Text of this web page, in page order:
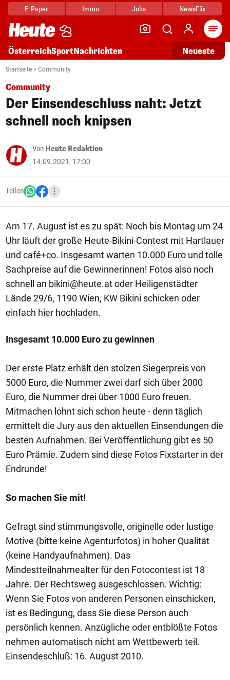
E-Paper Immo Jobs NewsFlix
ÖsterreichSportNachrichten Neueste
Startseite Community
Community
Der Einsendeschluss naht: Jetzt
schnell noch knipsen
Von Heute Redaktion
14.09.2021, 17:00
Teilen
Am 17. August ist es zu spät: Noch bis Montag um 24
Uhr läuft der große Heute-Bikini-Contest mit Hartlauer
und café+co. Insgesamt warten 10.000 Euro und tolle
Sachpreise auf die Gewinnerinnen! Fotos also noch
schnell an bikini@heute.atoder Heiligenstädter
Lände 29/6, 1190 Wien, KW Bikini schicken oder
einfach hier hochladen.
Insgesamt 10.000 Euro zu gewinnen
Der erste Platz erhält den stolzen Siegerpreis von
5000 Euro, die Nummer zwei darf sich über 2000
Euro, die Nummer drei über 1000 Euro freuen.
Mitmachen lohnt sich schon heute - denn täglich
ermittelt die Jury aus den aktuellen Einsendungen die
besten Aufnahmen. Bei Veröffentlichung gibt es 50
Euro Prämie. Zudem sind diese Fotos Fixstarter in der
Endrunde!
So machen Sie mit!
Gefragt sind stimmungsvolle, originelle oder lustige
Motive (bitte keine Agenturfotos) in hoher Qualität
(keine Handyaufnahmen). Das
Mindestteilnahmealter für den Fotocontest ist 18
Jahre. Der Rechtsweg ausgeschlossen. Wichtig:
Wenn Sie Fotos von anderen Personen einschicken,
ist es Bedingung, dass Sie diese Person auch
persönlich kennen. Anzügliche oder entblößte Fotos
nehmen automatisch nicht am Wettbewerb teil.
Einsendeschluß: 16. August 2010.